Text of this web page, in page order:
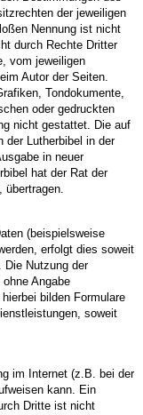
der jeweiligen
Nennung ist nicht
durch Rechte Dritter
vom jeweiligen
Autor der Seiten.
Tondokumente,
oder gedruckten
nicht gestattet. Die auf
der Lutherbibel in der
in neuer
hat der Rat der
übertragen.
(beispielsweise
erfolgt dies soweit
Nutzung der
Angabe
bilden Formulare
soweit
im Internet (z.B. bei der
kann. Ein
Dritte ist nicht